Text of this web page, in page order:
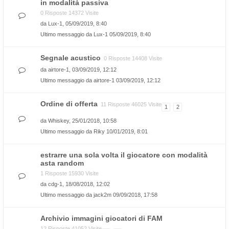
in modalità passiva
0 Risposte 14372 Visite
da Lux-1
, 05/09/2019, 8:40
Ultimo messaggio da Lux-1 05/09/2019, 8:40
Segnale acustico 0 Risposte 14408 Visite
da airtore-1
, 03/09/2019, 12:12
Ultimo messaggio da airtore-1 03/09/2019, 12:12
Ordine di offerta 11 Risposte 46025 Visite 1 2
da Whiskey, 25/01/2018, 10:58
Ultimo messaggio da Riky 10/01/2019, 8:01
estrarre una sola volta il giocatore con modalità
asta random
1 Risposte 15930 Visite
da cdg-1
, 18/08/2018, 12:02
Ultimo messaggio da jack2m 09/09/2018, 17:58
Archivio immagini giocatori di FAM